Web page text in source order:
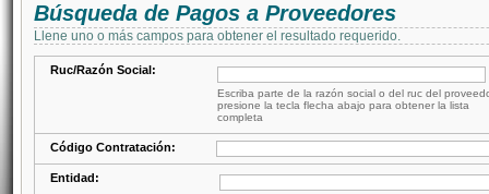
Búsqueda de Pagos a Proveedores
Llene uno o más campos para obtener el resultado requerido.
Ruc/Razón Social:
Escriba parte de la razón social o del ruc del
presione la tecla flecha abajo para obtener la lista
completa
Código Contratación:
Entidad: